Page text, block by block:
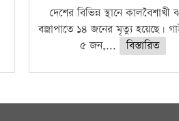
দেশের বিভিন্ন স্থানে
বজ্রাপাতে ১৪ জনের মৃত্যু হয়েছে।
৫ জন,...
বিস্তারিত